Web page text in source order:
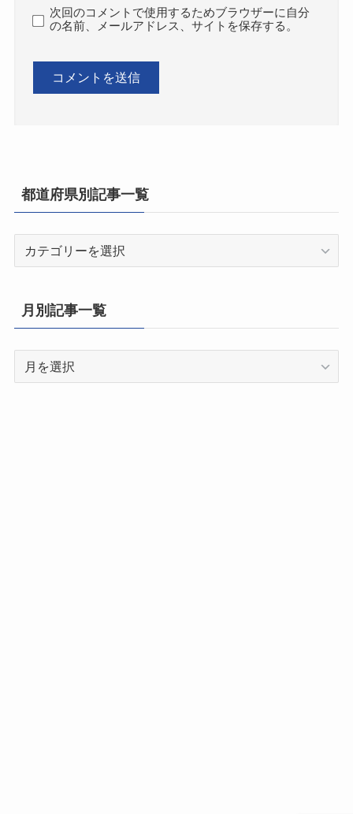
次回のコメントで使用するためブラウザーに自分
の名前、メールアドレス、サイトを保存する。
都道府県別記事一覧
県
別
一
月別記事一覧